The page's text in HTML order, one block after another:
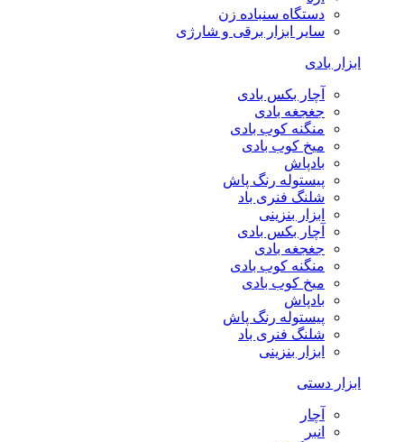
دستگاه سنباده زن
سایر ابزار برقی و شارژی
ابزار بادی
آچار بکس بادی
جغجغه بادی
منگنه کوب بادی
میخ کوب بادی
بادپاش
پیستوله رنگ پاش
شلنگ فنری باد
ابزار بنزینی
آچار بکس بادی
جغجغه بادی
منگنه کوب بادی
میخ کوب بادی
بادپاش
پیستوله رنگ پاش
شلنگ فنری باد
ابزار بنزینی
ابزار دستی
آچار
انبر